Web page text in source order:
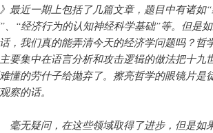
最近一期上包括了几篇文章，题目中有诸如
、“经济行为的认知神经科学基础”等。但是
，我们真的能弄清今天的经济学问题吗？哲
要集中在语言分析和攻击逻辑的做法把十九
懂的劳什子给抛弃了。擦亮哲学的眼镜片是
察的话。
无疑问，在这些领域取得了进步，但是如